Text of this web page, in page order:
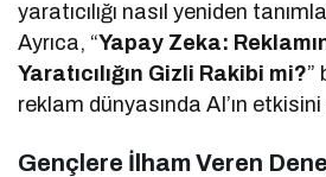
yaratıcılığı nasıl yeniden
Ayrıca, “Yapay Zeka:
Yaratıcılığın Gizli Rakibi mi?”
reklam dünyasında AI’ın
Gençlere İlham Veren